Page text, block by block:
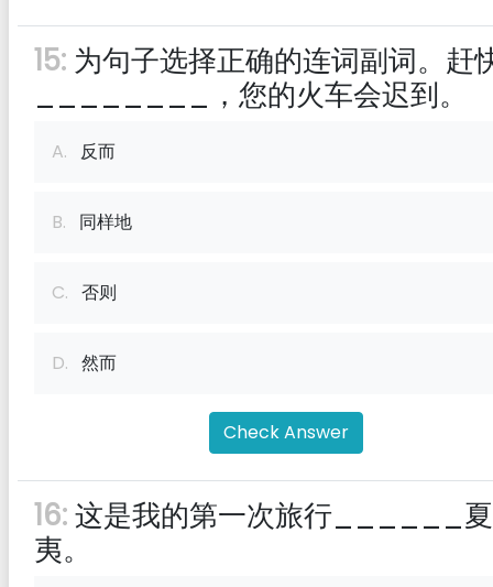
15: 为句子选择正确的连词副词。赶
________，您的火车会迟到。
A. 反而
B. 同样地
C. 否则
D. 然而
Check Answer
16:这是我的第一次旅行______
夷。